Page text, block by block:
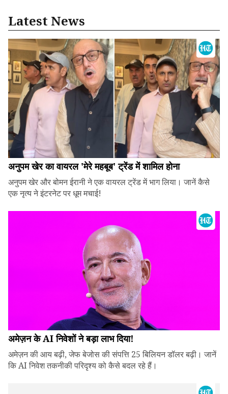
Latest News
अनुपम खेर का वायरल 'मेरे महबूब' ट्रेंड में शामिल होना
अनुपम खेर और बोमन ईरानी ने एक वायरल ट्रेंड में भाग लिया। जानें कैसे
एक नृत्य ने इंटरनेट पर धूम मचाई!
अमेज़न के AI निवेशों ने बड़ा लाभ दिया!
अमेज़न की आय बढ़ी, जेफ बेजोस की संपत्ति 25 बिलियन डॉलर बढ़ी। जानें
कि AI निवेश तकनीकी परिदृश्य को कैसे बदल रहे हैं।